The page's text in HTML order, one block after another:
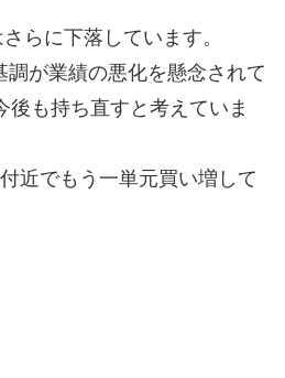
らに下落しています。
が業績の悪化を懸念されて
も持ち直すと考えていま
近でもう一単元買い増して